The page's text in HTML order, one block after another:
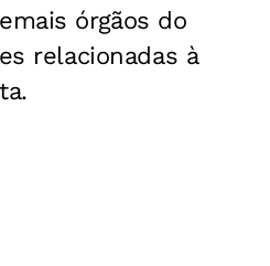
órgãos do
relacionadas à